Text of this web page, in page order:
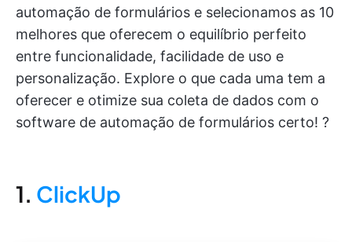
automação de formulários e selecionamos as 10
melhores que oferecem o equilíbrio perfeito
entre funcionalidade, facilidade de uso e
personalização. Explore o que cada uma tem a
oferecer e otimize sua coleta de dados com o
software de automação de formulários certo! ?
1. ClickUp